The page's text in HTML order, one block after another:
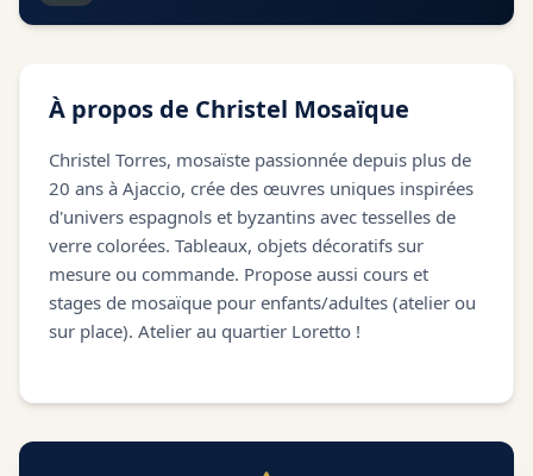
À propos de Christel Mosaïque
Christel Torres, mosaïste passionnée depuis plus de
20 ans à Ajaccio, crée des œuvres uniques inspirées
d'univers espagnols et byzantins avec tesselles de
verre colorées. Tableaux, objets décoratifs sur
mesure ou commande. Propose aussi cours et
stages de mosaïque pour enfants/adultes (atelier ou
sur place). Atelier au quartier Loretto !